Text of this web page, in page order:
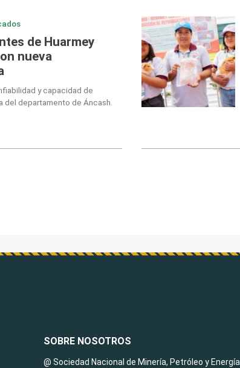
de Huarmey
nueva
y capacidad de
departamento de Áncash.
SOBRE NOSOTROS
@ Sociedad Nacional de Minería, Petróleo y Energía.